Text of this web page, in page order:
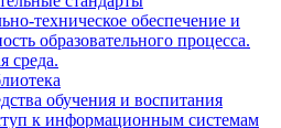
техническое обеспечение и
образовательного процесса.
среда.
обучения и воспитания
к информационным системам